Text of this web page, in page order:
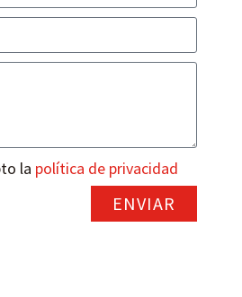
la política de privacidad
ENVIAR